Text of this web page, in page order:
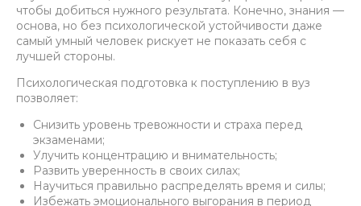
чтобы добиться нужного результата. Конечно, знания —
основа, но без психологической устойчивости даже
самый умный человек рискует не показать себя с
лучшей стороны.
Психологическая подготовка к поступлению в вуз
позволяет:
Снизить уровень тревожности и страха перед
экзаменами;
Улучить концентрацию и внимательность;
Развить уверенность в своих силах;
Научиться правильно распределять время и силы;
Избежать эмоционального выгорания в период